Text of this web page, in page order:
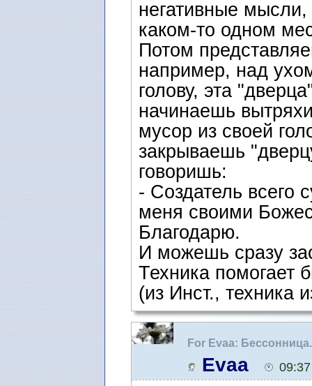
негативные мысли,
каком-то одном
Потом
например, над
голову, эта
начинаешь
мусор из своей
закрываешь
говоришь:
- Создатель всего
меня своими
Благодарю.
И можешь сразу
Техника помогает
(из Инст., техника
For Evaa:
Evaa 09:37